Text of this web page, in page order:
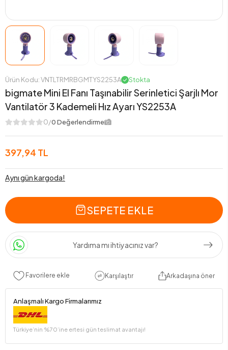
Ürün Kodu: VNTLTRMRBGMTYS2253A Stokta
bigmate Mini El Fanı Taşınabilir Serinletici Şarjlı Mor
Vantilatör 3 Kademeli Hız Ayarı YS2253A
0/0 Değerlendirme
397,94 TL
Aynı gün kargoda!
SEPETE EKLE
Yardıma mı ihtiyacınız var?
Favorilere ekle Karşılaştır Arkadaşına öner
Anlaşmalı Kargo Firmalarımız
Türkiye’nin %70’ine ertesi gün teslimat avantajı!